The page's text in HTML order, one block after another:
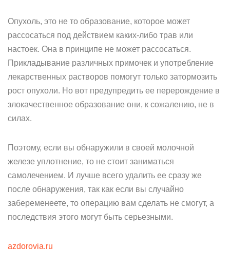
Опухоль, это не то образование, которое может
рассосаться под действием каких-либо трав или
настоек. Она в принципе не может рассосаться.
Прикладывание различных примочек и употребление
лекарственных растворов помогут только затормозить
рост опухоли. Но вот предупредить ее перерождение в
злокачественное образование они, к сожалению, не в
силах.
Поэтому, если вы обнаружили в своей молочной
железе уплотнение, то не стоит заниматься
самолечением. И лучше всего удалить ее сразу же
после обнаружения, так как если вы случайно
забеременеете, то операцию вам сделать не смогут, а
последствия этого могут быть серьезными.
azdorovia.ru